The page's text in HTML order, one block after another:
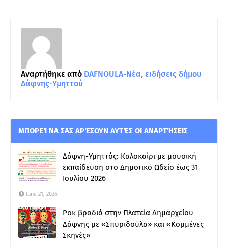
Αναρτήθηκε από DAFNOULA-Νέα, ειδήσεις δήμου
Δάφνης-Υμηττού
ΜΠΟΡΕΊ ΝΑ ΣΑΣ ΑΡΈΣΟΥΝ ΑΥΤΈΣ ΟΙ ΑΝΑΡΤΉΣΕΙΣ
Δάφνη-Υμηττός: Καλοκαίρι με μουσική
εκπαίδευση στο Δημοτικό Ωδείο έως 31
Ιουλίου 2026
June 21, 2026
Ροκ βραδιά στην Πλατεία Δημαρχείου
Δάφνης με «Σπυριδούλα» και «Κομμένες
Σκηνές»